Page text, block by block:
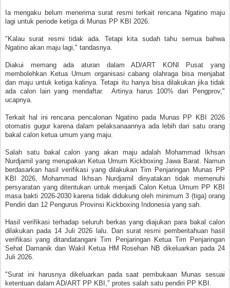
Ia mengaku belum menerima surat resmi terkait rencana Ngatino maju
lagi untuk periode ketiga di Munas PP KBI 2026.
"Kalau surat resmi tidak ada. Tetapi kita sudah tahu semua bahwa
Ngatino akan maju lagi," tandasnya.
Diakui memang ada aturan dalam AD/ART KONI Pusat yang
membolehkan Ketua Umum organisasi cabang olahraga bisa menjabat
dan maju untuk ketiga kalinya. Tetapi itu hanya bisa dilakukan jika tidak
ada calon lain yang mendaftar. Artinya harus 100% dari Pengprov,"
ucapnya.
Terkait hal ini rencana pencalonan Ngatino pada Munas PP KBI 2026
otomatis gugur karena dalam pelaksanaannya ada lebih dari satu orang
bakal calon ketua umum yang maju.
Salah satu bakal calon yang akan maju adalah Mohammad Ikhsan
Nurdjamil yang merupakan Ketua Umum Kickboxing Jawa Barat. Namun
berdasarkan hasil verifikasi yang dilakukan Tim Penjaringan Munas PP
KBI 2026, Mohammad Ikhsan Nurdjamil dinyatakan tidak memenuhi
persyaratan yang ditentukan untuk menjadi Calon Ketua Umum PP KBI
masa bakti 2026-2030 karena tidak didukung oleh minimum 3 (tiga) orang
Pendiri dan 12 Pengurus Provinsi Kickboxing Indonesia yang sah.
Hasil verifikasi terhadap seluruh berkas yang diajukan para bakal calon
dilakukan pada 14 Juli 2026 lalu. Dan surat resmi pemberitahuan hasil
verifikasi yang ditandatangani Tim Penjaringan Ketua Tim Penjaringan
Sehat Damanik dan Wakil Ketua HM Rosehan NB dikeluarkan pada 24
Juli 2026.
"Surat ini harusnya dikeluarkan pada saat pembukaan Munas sesuai
ketentuan dalam AD/ART PP KBI," protes salah satu pendiri PP KBI.